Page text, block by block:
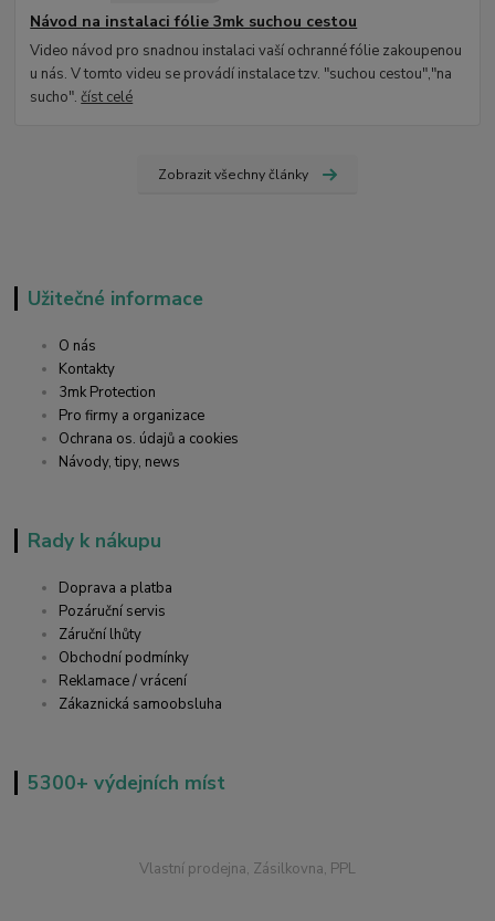
Návod na instalaci fólie 3mk suchou cestou
Video návod pro snadnou instalaci vaší ochranné fólie zakoupenou
u nás. V tomto videu se provádí instalace tzv. "suchou cestou","na
sucho".číst celé
Zobrazit všechny články
Užitečné informace
O nás
Kontakty
3mk Protection
Pro firmy a organizace
Ochrana os. údajů a cookies
Návody, tipy, news
Rady k nákupu
Doprava a platba
Pozáruční servis
Záruční lhůty
Obchodní podmínky
Reklamace / vrácení
Zákaznická samoobsluha
5300+ výdejních míst
Vlastní prodejna, Zásilkovna, PPL